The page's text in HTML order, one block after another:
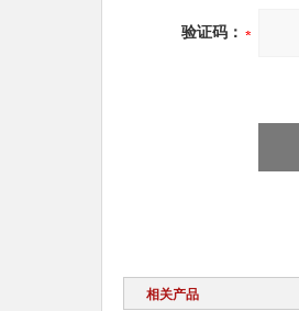
验证码：
相关产品